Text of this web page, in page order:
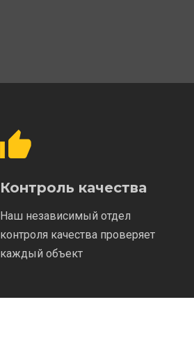
Контроль качества
Наш независимый отдел
контроля качества проверяет
каждый объект